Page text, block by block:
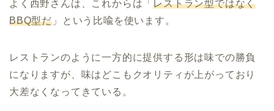
よく西野さんは、これからは「レストラン型ではなく
BBQ型だ 」という比喩を使います。
レストランのように一方的に提供する形は味での勝負
になりますが、味はどこもクオリティが上がっており
大差なくなってきている。